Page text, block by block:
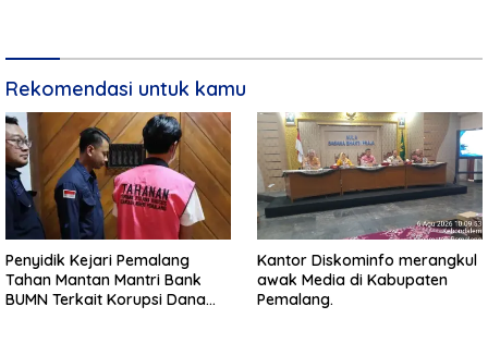
Rekomendasi untuk kamu
Penyidik Kejari Pemalang
Tahan Mantan Mantri Bank
BUMN Terkait Korupsi Dana
Kantor Diskominfo merangkul
awak Media di Kabupaten
Pemalang.